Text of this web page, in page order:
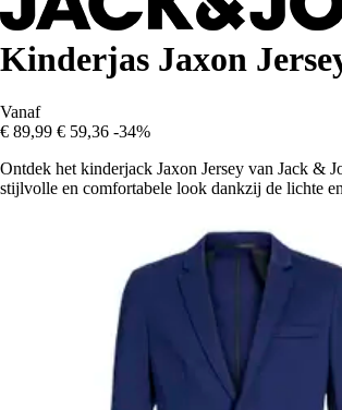
Kinderjas Jaxon
Vanaf
€ 89,99 € 59,36 -34%
Ontdek het kinderjack Jaxon Jersey van Jack &
stijlvolle en comfortabele look dankzij de lichte